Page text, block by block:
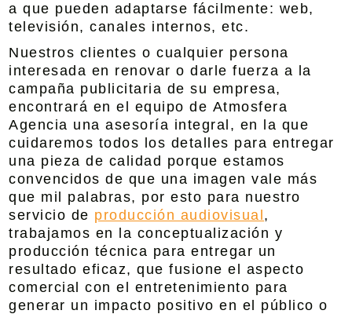
a que pueden adaptarse fácilmente: web,
televisión, canales internos, etc.
Nuestros clientes o cualquier persona
interesada en renovar o darle fuerza a la
campaña publicitaria de su empresa,
encontrará en el equipo de Atmosfera
Agencia una asesoría integral, en la que
cuidaremos todos los detalles para entregar
una pieza de calidad porque estamos
convencidos de que una imagen vale más
que mil palabras, por esto para nuestro
servicio de producción audiovisual ,
trabajamos en la conceptualización y
producción técnica para entregar un
resultado eficaz, que fusione el aspecto
comercial con el entretenimiento para
generar un impacto positivo en el público o